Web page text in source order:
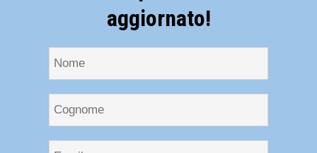
aggiornato!